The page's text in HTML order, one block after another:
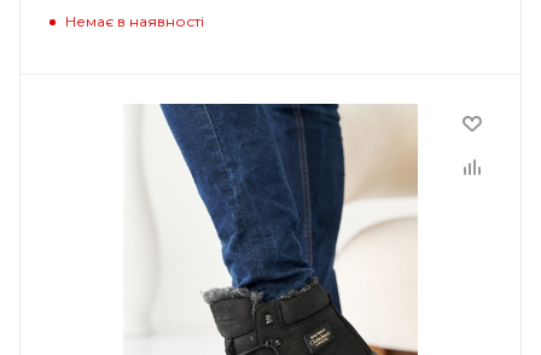
Немає в наявності